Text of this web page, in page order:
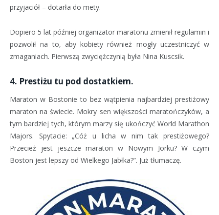
przyjaciół – dotarła do mety.
Dopiero 5 lat później organizator maratonu zmienił regulamin i
pozwolił na to, aby kobiety również mogły uczestniczyć w
zmaganiach. Pierwszą zwyciężczynią była Nina Kuscsik.
4. Prestiżu tu pod dostatkiem.
Maraton w Bostonie to bez wątpienia najbardziej prestiżowy
maraton na świecie. Mokry sen większości maratończyków, a
tym bardziej tych, którym marzy się ukończyć World Marathon
Majors. Spytacie: „Cóż u licha w nim tak prestiżowego?
Przecież jest jeszcze maraton w Nowym Jorku? W czym
Boston jest lepszy od Wielkego Jabłka?”. Już tłumaczę.